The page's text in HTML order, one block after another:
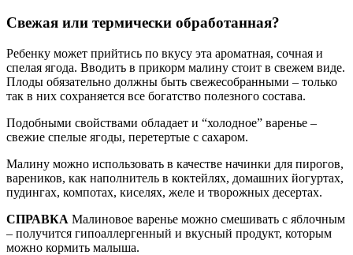
Свежая или термически обработанная?
Ребенку может прийтись по вкусу эта ароматная, сочная и
спелая ягода. Вводить в прикорм малину стоит в свежем виде.
Плоды обязательно должны быть свежесобранными – только
так в них сохраняется все богатство полезного состава.
Подобными свойствами обладает и “холодное” варенье –
свежие спелые ягоды, перетертые с сахаром.
Малину можно использовать в качестве начинки для пирогов,
вареников, как наполнитель в коктейлях, домашних йогуртах,
пудингах, компотах, киселях, желе и творожных десертах.
СПРАВКА Малиновое варенье можно смешивать с яблочным
– получится гипоаллергенный и вкусный продукт, которым
можно кормить малыша.